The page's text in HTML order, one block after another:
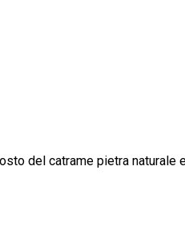
del catrame pietra naturale